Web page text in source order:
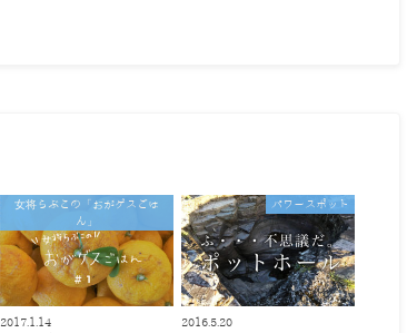
女将らぶこの「おがゲスごは
ん」
2017.1.14
パワースポット
2016.5.20